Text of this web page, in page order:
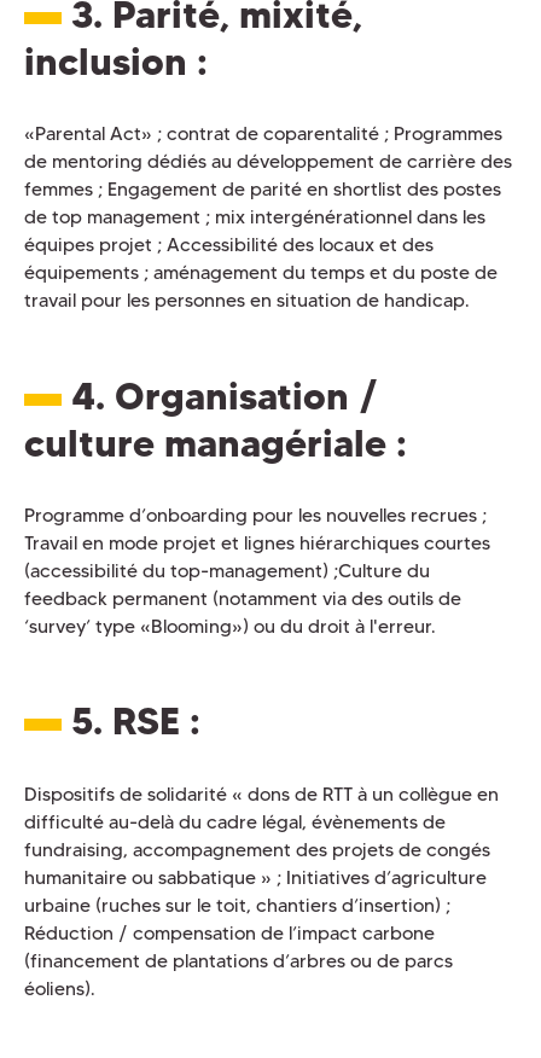
3. Parité, mixité,
inclusion :
«Parental Act» ; contrat de coparentalité ; Programmes
de mentoring dédiés au développement de carrière des
femmes ; Engagement de parité en shortlist des postes
de top management ; mix intergénérationnel dans les
équipes projet ; Accessibilité des locaux et des
équipements ; aménagement du temps et du poste de
travail pour les personnes en situation de handicap.
4. Organisation /
culture managériale :
Programme d’onboarding pour les nouvelles recrues ;
Travail en mode projet et lignes hiérarchiques courtes
(accessibilité du top-management) ;Culture du
feedback permanent (notamment via des outils de
‘survey’ type «Blooming») ou du droit à l'erreur.
5. RSE :
Dispositifs de solidarité « dons de RTT à un collègue en
difficulté au-delà du cadre légal, évènements de
fundraising, accompagnement des projets de congés
humanitaire ou sabbatique » ; Initiatives d’agriculture
urbaine (ruches sur le toit, chantiers d’insertion) ;
Réduction / compensation de l’impact carbone
(financement de plantations d’arbres ou de parcs
éoliens).